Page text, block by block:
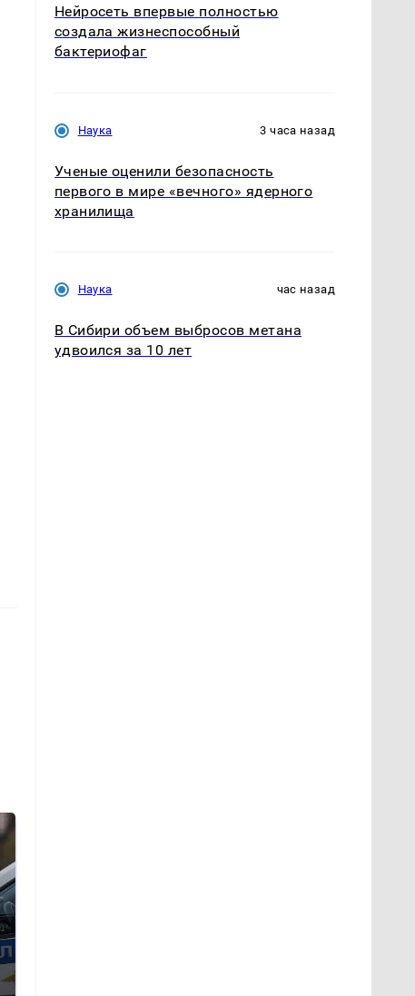
Нейросеть впервые полностью
создала жизнеспособный
бактериофаг
Наука 3 часа назад
Ученые оценили безопасность
первого в мире «вечного» ядерного
хранилища
Наука час назад
В Сибири объем выбросов метана
удвоился за 10 лет